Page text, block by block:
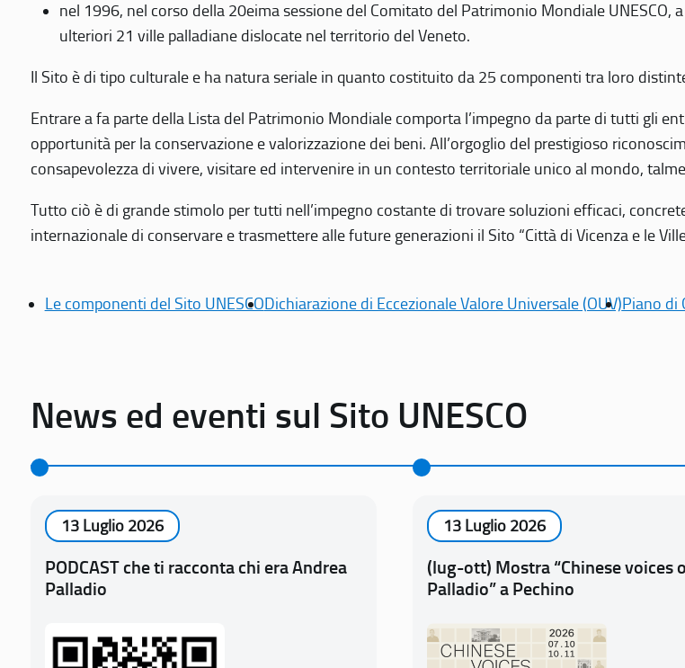
nel 1996, nel corso della 20eima sessione del Comitato del Patrimonio Mondiale
ulteriori 21 ville palladiane dislocate nel territorio del Veneto.
Il Sito è di tipo culturale e ha natura seriale in quanto costituito da 25 componenti tra loro
Entrare a fa parte della Lista del Patrimonio Mondiale comporta l’impegno da parte di tutti gli
opportunità per la conservazione e valorizzazione dei beni. All’orgoglio del prestigioso
consapevolezza di vivere, visitare ed intervenire in un contesto territoriale unico al mondo,
Tutto ciò è di grande stimolo per tutti nell’impegno costante di trovare soluzioni efficaci,
internazionale di conservare e trasmettere alle future generazioni il Sito “Città di Vicenza e le
Le componenti del Sito UNESCODichiarazione di Eccezionale Valore Universale (OUV)Piano di
News ed eventi sul Sito UNESCO
13 Luglio 2026
PODCAST che ti racconta chi era Andrea
Palladio
13 Luglio 2026
(lug-ott) Mostra “Chinese voices
Palladio” a Pechino